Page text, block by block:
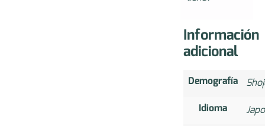
Información
adicional
Demografía
Idioma